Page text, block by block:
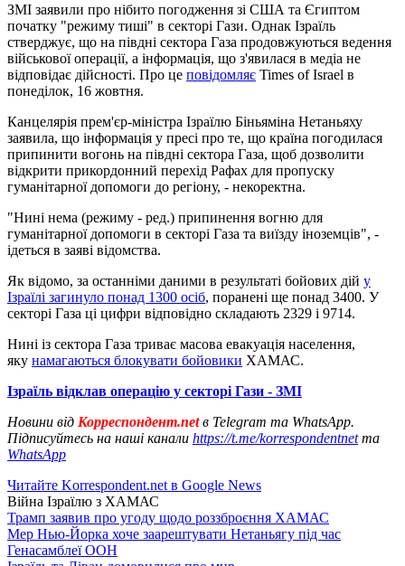
ЗМІ заявили про нібито погодження зі США та Єгиптом
початку "режиму тиші" в секторі Гази. Однак Ізраїль
стверджує, що на півдні сектора Газа продовжуються ведення
військової операції, а інформація, що з'явилася в медіа не
відповідає дійсності. Про це повідомляє Times of Israel в
понеділок, 16 жовтня.
Канцелярія прем'єр-міністра Ізраїлю Біньяміна Нетаньяху
заявила, що інформація у пресі про те, що країна погодилася
припинити вогонь на півдні сектора Газа, щоб дозволити
відкрити прикордонний перехід Рафах для пропуску
гуманітарної допомоги до регіону, - некоректна.
"Нині нема (режиму - ред.) припинення вогню для
гуманітарної допомоги в секторі Газа та виїзду іноземців", -
ідеться в заяві відомства.
Як відомо, за останніми даними в результаті бойових дій у
Ізраїлі загинуло понад 1300 осіб, поранені ще понад 3400. У
секторі Газа ці цифри відповідно складають 2329 і 9714.
Нині із сектора Газа триває масова евакуація населення,
яку намагаються блокувати бойовики ХАМАС.
Ізраїль відклав операцію у секторі Гази - ЗМІ
Новини від Корреспондент.netв Telegram та WhatsApp.
Підписуйтесь на наші канали https://t.me/korrespondentnetта
WhatsApp
Читайте Korrespondent.net в Google News
Війна Ізраїлю з ХАМАС
Трамп заявив про угоду щодо роззброєння ХАМАС
Мер Нью-Йорка хоче заарештувати Нетаньягу під час
Генасамблеї ООН